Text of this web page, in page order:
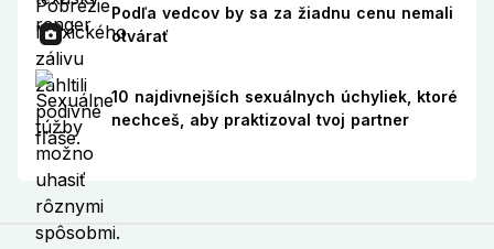
Podľa vedcov by sa za žiadnu cenu nemali
otvárať
10 najdivnejších sexuálnych úchyliek, ktoré
nechceš, aby praktizoval tvoj partner